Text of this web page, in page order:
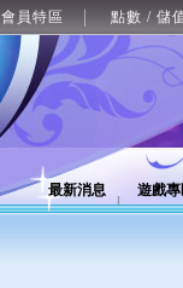
會員特區 點數 / 儲
最新消息 遊戲